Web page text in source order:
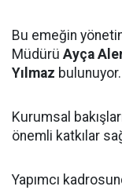
Bu emeğin
Müdürü Ayça
Yılmaz bulunuyor.
Kurumsal
önemli katkılar
Yapımcı